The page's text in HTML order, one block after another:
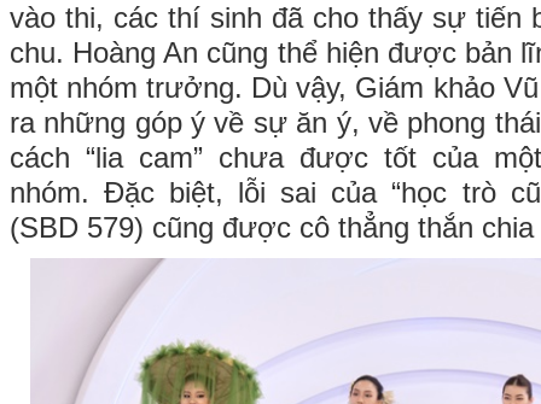
vào thi, các thí sinh đã cho thấy sự tiến
chu. Hoàng An cũng thể hiện được bản
một nhóm trưởng. Dù vậy, Giám khảo
ra những góp ý về sự ăn ý, về phong
cách “lia cam” chưa được tốt của
nhóm. Đặc biệt, lỗi sai của “học trò
(SBD 579) cũng được cô thẳng thắn